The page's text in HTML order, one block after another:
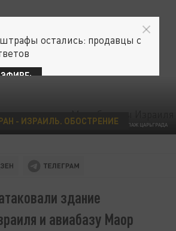
КОЛЛАЖ ЦАРЬГРАДА
- ИЗРАИЛЬ. ОБОСТРЕНИЕ
здание
и авиабазу Маор
остались: продавцы с